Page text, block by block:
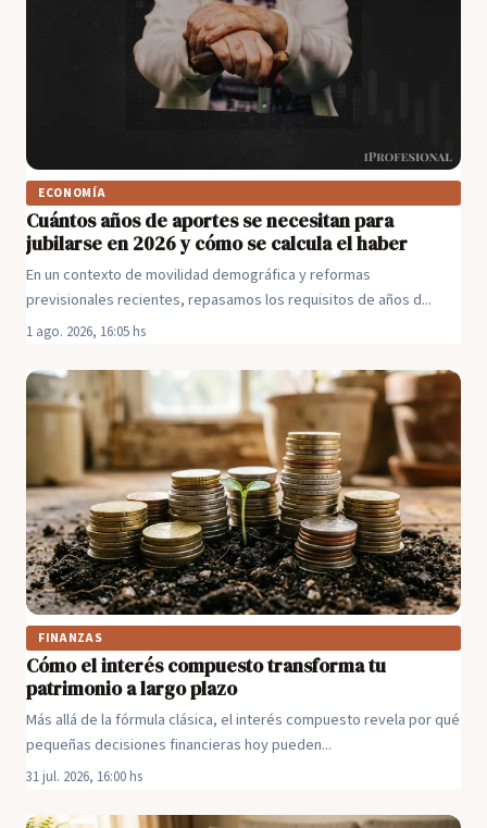
ECONOMÍA
Cuántos años de aportes se necesitan para
jubilarse en 2026 y cómo se calcula el haber
En un contexto de movilidad demográfica y reformas
previsionales recientes, repasamos los requisitos de años d...
1 ago. 2026, 16:05 hs
FINANZAS
Cómo el interés compuesto transforma tu
patrimonio a largo plazo
Más allá de la fórmula clásica, el interés compuesto revela por qué
pequeñas decisiones financieras hoy pueden...
31 jul. 2026, 16:00 hs